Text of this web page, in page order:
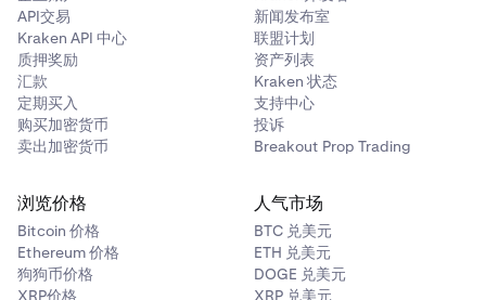
API交易
Kraken API 中心
质押奖励
汇款
定期买入
购买加密货币
卖出加密货币
新闻发布室
联盟计划
资产列表
Kraken 状态
支持中心
投诉
Breakout Prop Trading
浏览价格
Bitcoin 价格
Ethereum 价格
狗狗币价格
XRP价格
人气市场
BTC 兑美元
ETH 兑美元
DOGE 兑美元
XRP 兑美元